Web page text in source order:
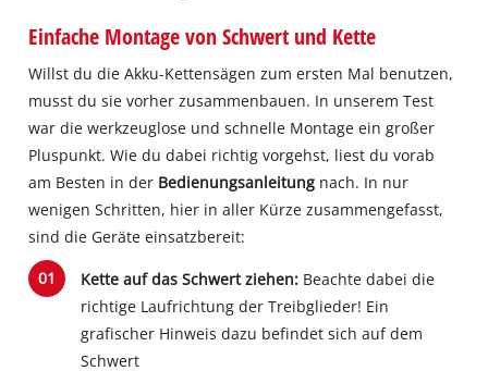
due
trackers
that
are
not
to
the
visitor.
The
website
Einfache Montage von Schwert und Kette
Willst du die Akku-Kettensägen zum ersten Mal benutzen,
musst du sie vorher zusammenbauen. In unserem Test
war die werkzeuglose und schnelle Montage ein großer
Pluspunkt. Wie du dabei richtig vorgehst, liest du vorab
am Besten in der Bedienungsanleitung nach. In nur
wenigen Schritten, hier in aller Kürze zusammengefasst,
sind die Geräte einsatzbereit:
Kette auf das Schwert ziehen:Beachte dabei die
richtige Laufrichtung der Treibglieder! Ein
grafischer Hinweis dazu befindet sich auf dem
Schwert